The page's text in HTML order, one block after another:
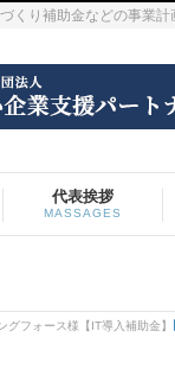
くり補助金などの事業計
代表挨拶
MASSAGES
グフォース様【IT導入補助金】